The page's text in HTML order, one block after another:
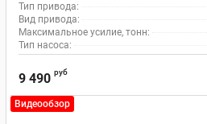
Тип привода:
Вид привода:
Максимальное усилие, тонн:
Тип насоса:
9 490 руб
Видеообзор